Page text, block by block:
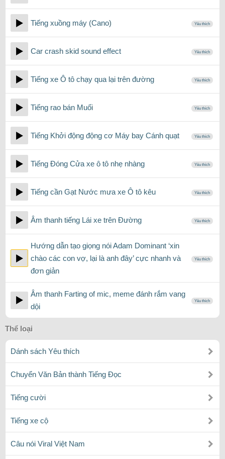
Tiếng xuồng máy (Cano) Yêu thích
Car crash skid sound effect Yêu thích
Tiếng xe Ô tô chạy qua lại trên đường Yêu thích
Tiếng rao bán Muối Yêu thích
Tiếng Khởi động động cơ Máy bay Cánh quạt Yêu thích
Tiếng Đóng Cửa xe ô tô nhẹ nhàng Yêu thích
Tiếng cần Gạt Nước mưa xe Ô tô kêu Yêu thích
Âm thanh tiếng Lái xe trên Đường Yêu thích
Hướng dẫn tạo giọng nói Adam Dominant ‘xin
chào các con vợ, lại là anh đây’ cực nhanh và
đơn giản
Yêu thích
Âm thanh Farting of mic, meme đánh rắm vang
dội
Yêu thích
Thể loại
Dánh sách Yêu thích
Chuyển Văn Bản thành Tiếng Đọc
Tiếng cười
Tiếng xe cộ
Câu nói Viral Việt Nam